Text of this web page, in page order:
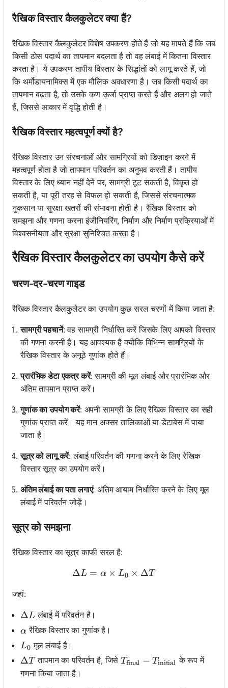
रैखिक विस्तार कैलकुलेटर क्या हैं?
रैखिक विस्तार कैलकुलेटर विशेष उपकरण होते हैं जो यह मापते हैं कि जब
किसी ठोस पदार्थ का तापमान बदलता है तो वह लंबाई में कितना विस्तार
करता है। ये उपकरण तापीय विस्तार के सिद्धांतों को लागू करते हैं, जो
कि थर्मोडायनामिक्स में एक मौलिक अवधारणा है। जब किसी पदार्थ का
तापमान बढ़ता है, तो उसके कण ऊर्जा प्राप्त करते हैं और अलग हो जाते
हैं, जिससे आकार में वृद्धि होती है।
रैखिक विस्तार महत्वपूर्ण क्यों है?
रैखिक विस्तार उन संरचनाओं और सामग्रियों को डिज़ाइन करने में
महत्वपूर्ण होता है जो तापमान परिवर्तन का अनुभव करती हैं। तापीय
विस्तार के लिए ध्यान नहीं देने पर, सामग्री टूट सकती है, विकृत हो
सकती है, या पूरी तरह से विफल हो सकती है, जिससे संरचनात्मक
नुकसान या सुरक्षा खतरों की संभावना होती है। रैखिक विस्तार को
समझना और गणना करना इंजीनियरिंग, निर्माण और निर्माण प्रक्रियाओं में
विश्वसनीयता और सुरक्षा सुनिश्चित करता है।
रैखिक विस्तार कैलकुलेटर का उपयोग कैसे करें
चरण-दर-चरण गाइड
रैखिक विस्तार कैलकुलेटर का उपयोग कुछ सरल चरणों में किया जाता है:
सामग्री पहचानें: वह सामग्री निर्धारित करें जिसके लिए आपको विस्तार
की गणना करनी है। यह आवश्यक है क्योंकि विभिन्न सामग्रियों के
रैखिक विस्तार के अनूठे गुणांक होते हैं।
प्रारंभिक डेटा एकत्र करें: सामग्री की मूल लंबाई और प्रारंभिक और
अंतिम तापमान प्राप्त करें।
गुणांक का उपयोग करें: अपनी सामग्री के लिए रैखिक विस्तार का सही
गुणांक प्राप्त करें। यह मान अक्सर तालिकाओं या डेटाबेस में पाया
जाता है।
सूत्र को लागू करें: लंबाई परिवर्तन की गणना करने के लिए रैखिक
विस्तार सूत्र का उपयोग करें।
अंतिम लंबाई का पता लगाएं: अंतिम आयाम निर्धारित करने के लिए मूल
लंबाई में परिवर्तन जोड़ें।
सूत्र को समझना
रैखिक विस्तार का सूत्र काफी सरल है:
\Delta L = \alpha \times
ΔL = α × L0 × ΔT
जहां:
\Delta L
ΔLलंबाई में परिवर्तन है।
\alpha
αरैखिक विस्तार का गुणांक है।
L_0
L0 मूल लंबाई है।
\Delta T
ΔT तापमान का परिवर्तन है, जिसेT_{\text{final}} -
Tfinal − Tinitial के रूप में
गणना किया जाता है।